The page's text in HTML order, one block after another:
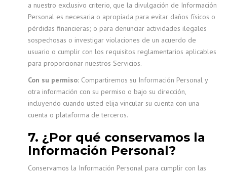
a nuestro exclusivo criterio, que la divulgación de Información
Personal es necesaria o apropiada para evitar daños físicos o
pérdidas financieras; o para denunciar actividades ilegales
sospechosas o investigar violaciones de un acuerdo de
usuario o cumplir con los requisitos reglamentarios aplicables
para proporcionar nuestros Servicios.
Con su permiso: Compartiremos su Información Personal y
otra información con su permiso o bajo su dirección,
incluyendo cuando usted elija vincular su cuenta con una
cuenta o plataforma de terceros.
7. ¿Por qué conservamos la
Información Personal?
Conservamos la Información Personal para cumplir con las